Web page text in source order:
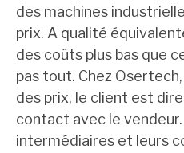
des machines
prix. A qualité
des coûts plus bas que
pas tout. Chez
des prix, le client est
contact avec le
intermédiaires et leurs